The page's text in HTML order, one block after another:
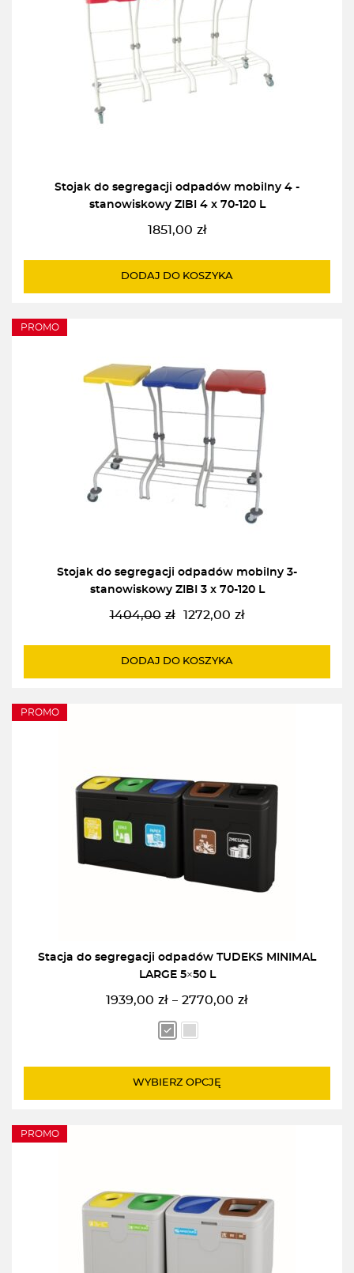
Stojak do segregacji odpadów mobilny 4 -
stanowiskowy ZIBI 4 x 70-120 L
1851,00 zł
DODAJ DO KOSZYKA
PROMO
Stojak do segregacji odpadów mobilny 3-
stanowiskowy ZIBI 3 x 70-120 L
1404,00 zł
Pierwotna
wynosiła:
1272,00 zł
Aktualna
wynosi:
DODAJ DO KOSZYKA
PROMO
Stacja do segregacji odpadów TUDEKS MINIMAL
LARGE 5×50 L
1939,00 zł – 2770,00 zł
Zakres
cen:
od
do
WYBIERZ OPCJĘ
PROMO